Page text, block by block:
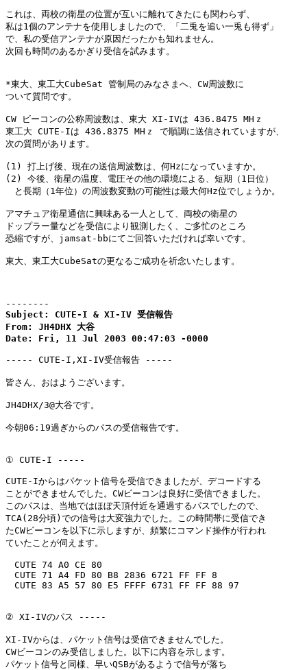
これは、両校の衛星の位置が互いに離れてきたにも関わらず、
私は1個のアンテナを使用しましたので、「二兎を追い一兎も得ず」
で、私の受信アンテナが原因だったかも知れません。
次回も時間のあるかぎり受信を試みます。
*東大、東工大CubeSat 管制局のみなさまへ、CW周波数に
ついて質問です。
CW ビーコンの公称周波数は、東大 XI-IVは 436.8475 MHｚ
東工大 CUTE-Iは 436.8375 MHｚ で順調に送信されていますが、
次の質問があります。
(1) 打上げ後、現在の送信周波数は、何Hzになっていますか。
(2) 今後、衛星の温度、電圧その他の環境による、短期（1日位）
と長期（1年位）の周波数変動の可能性は最大何Hz位でしょうか。
アマチュア衛星通信に興味ある一人として、両校の衛星の
ドップラー量などを受信により観測したく、ご多忙のところ
恐縮ですが、jamsat-bbにてご回答いただければ幸いです。
東大、東工大CubeSatの更なるご成功を祈念いたします。
--------
Subject: CUTE-I & XI-IV 受信報告
From: JH4DHX 大谷
Date: Fri, 11 Jul 2003 00:47:03 -0000
----- CUTE-I,XI-IV受信報告 -----
皆さん、おはようございます。
JH4DHX/3@大谷です。
今朝06:19過ぎからのパスの受信報告です。
① CUTE-I -----
CUTE-Iからはパケット信号を受信できましたが、デコードする
ことができませんでした。CWビーコンは良好に受信できました。
このパスは、当地ではほぼ天頂付近を通過するパスでしたので、
TCA(28分頃)での信号は大変強力でした。この時間帯に受信でき
たCWビーコンを以下に示しますが、頻繁にコマンド操作が行われ
ていたことが伺えます。
CUTE 74 A0 CE 80
CUTE 71 A4 FD 80 B8 2836 6721 FF FF 8
CUTE 83 A5 57 80 E5 FFFF 6731 FF FF 88 97
② XI-IVのパス -----
XI-IVからは、パケット信号は受信できませんでした。
CWビーコンのみ受信しました。以下に内容を示します。
パケット信号と同様、早いQSBがあるようで信号が落ち